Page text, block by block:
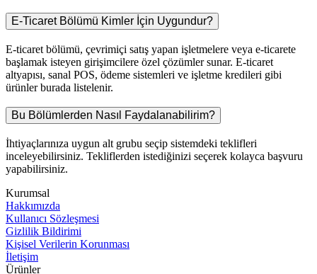
E-Ticaret Bölümü Kimler İçin Uygundur?
E-ticaret bölümü, çevrimiçi satış yapan işletmelere veya e-ticarete
başlamak isteyen girişimcilere özel çözümler sunar. E-ticaret
altyapısı, sanal POS, ödeme sistemleri ve işletme kredileri gibi
ürünler burada listelenir.
Bu Bölümlerden Nasıl Faydalanabilirim?
İhtiyaçlarınıza uygun alt grubu seçip sistemdeki teklifleri
inceleyebilirsiniz. Tekliflerden istediğinizi seçerek kolayca başvuru
yapabilirsiniz.
Kurumsal
Hakkımızda
Kullanıcı Sözleşmesi
Gizlilik Bildirimi
Kişisel Verilerin Korunması
İletişim
Ürünler